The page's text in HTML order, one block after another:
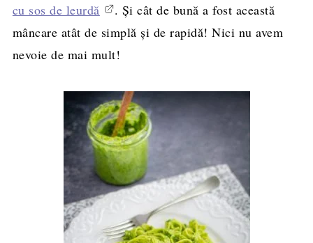
cu sos de leurdă
. Și cât de bună a fost această
mâncare atât de simplă și de rapidă! Nici nu avem
nevoie de mai mult!